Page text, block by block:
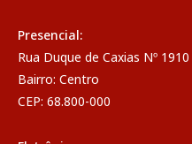
Presencial:
Rua Duque de Caxias Nº 1910
Bairro: Centro
CEP: 68.800-000